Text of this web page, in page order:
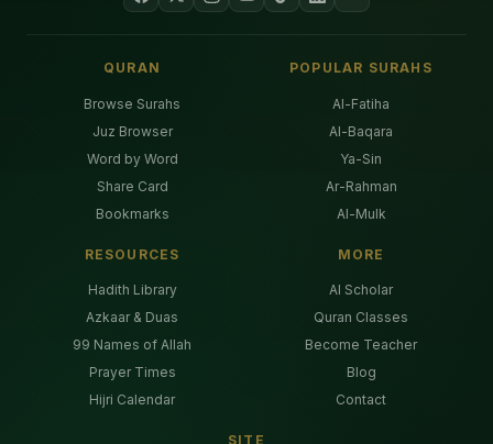
QURAN
Browse Surahs
Juz Browser
Word by Word
Share Card
Bookmarks
POPULAR SURAHS
Al-Fatiha
Al-Baqara
Ya-Sin
Ar-Rahman
Al-Mulk
RESOURCES
Hadith Library
Azkaar & Duas
99 Names of Allah
Prayer Times
Hijri Calendar
MORE
AI Scholar
Quran Classes
Become Teacher
Blog
Contact
SITE